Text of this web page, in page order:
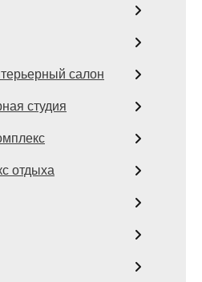
салон
студия
отдыха